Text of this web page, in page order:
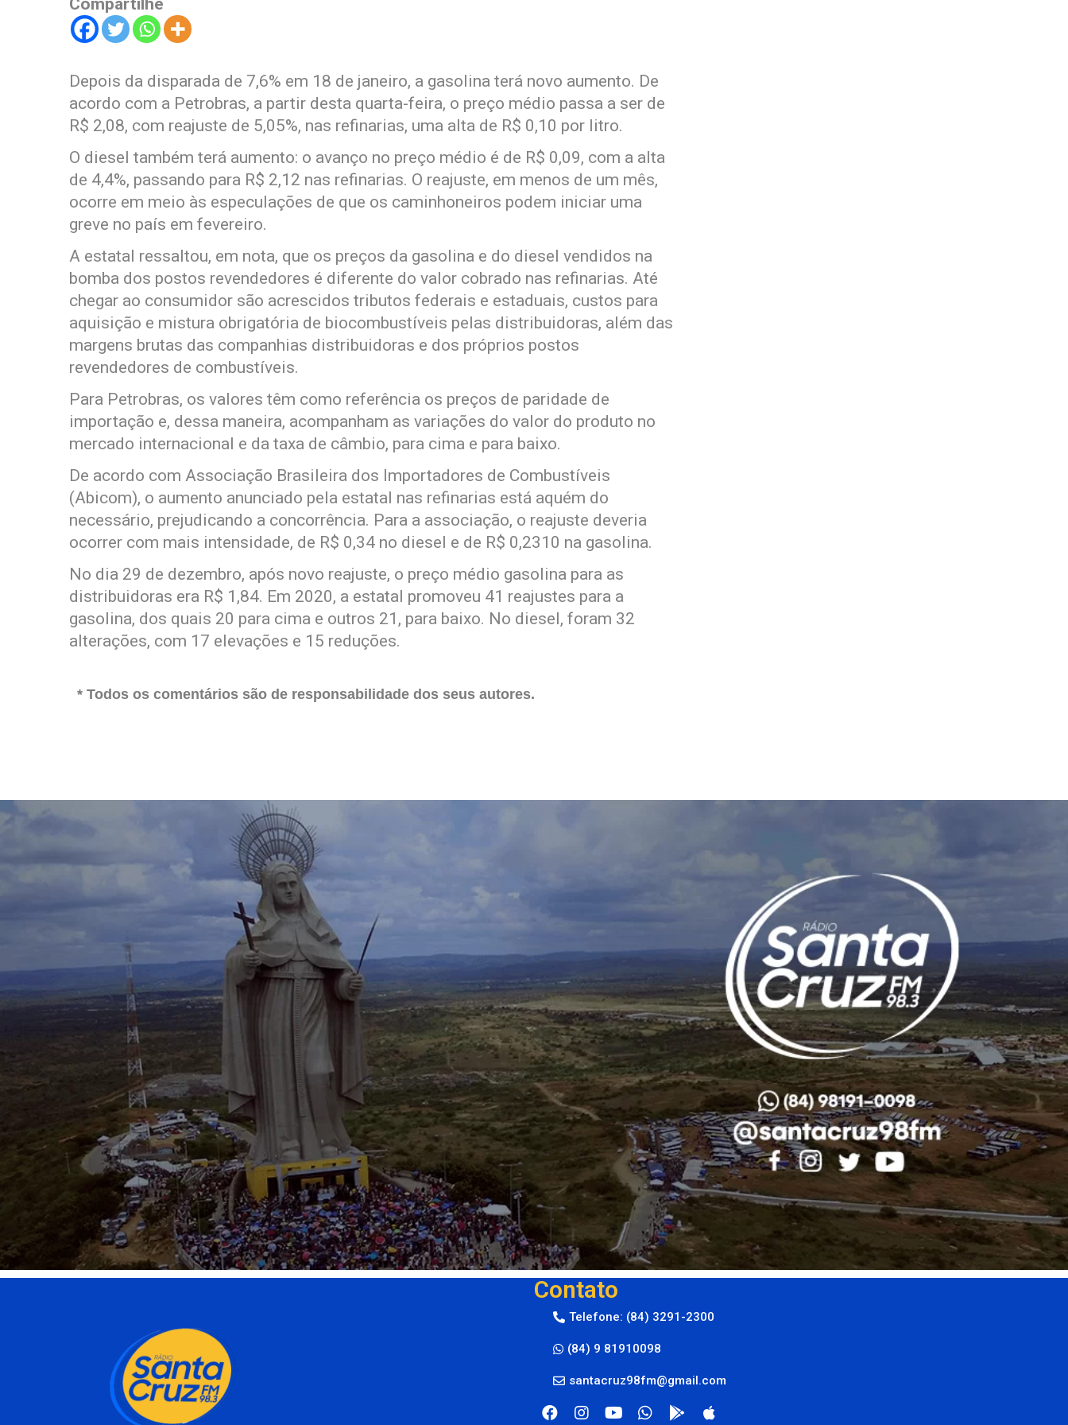
Compartilhe
Depois da disparada de 7,6% em 18 de janeiro, a gasolina terá novo aumento. De
acordo com a Petrobras, a partir desta quarta-feira, o preço médio passa a ser de
R$ 2,08, com reajuste de 5,05%, nas refinarias, uma alta de R$ 0,10 por litro.
O diesel também terá aumento: o avanço no preço médio é de R$ 0,09, com a alta
de 4,4%, passando para R$ 2,12 nas refinarias. O reajuste, em menos de um mês,
ocorre em meio às especulações de que os caminhoneiros podem iniciar uma
greve no país em fevereiro.
A estatal ressaltou, em nota, que os preços da gasolina e do diesel vendidos na
bomba dos postos revendedores é diferente do valor cobrado nas refinarias. Até
chegar ao consumidor são acrescidos tributos federais e estaduais, custos para
aquisição e mistura obrigatória de biocombustíveis pelas distribuidoras, além das
margens brutas das companhias distribuidoras e dos próprios postos
revendedores de combustíveis.
Para Petrobras, os valores têm como referência os preços de paridade de
importação e, dessa maneira, acompanham as variações do valor do produto no
mercado internacional e da taxa de câmbio, para cima e para baixo.
De acordo com Associação Brasileira dos Importadores de Combustíveis
(Abicom), o aumento anunciado pela estatal nas refinarias está aquém do
necessário, prejudicando a concorrência. Para a associação, o reajuste deveria
ocorrer com mais intensidade, de R$ 0,34 no diesel e de R$ 0,2310 na gasolina.
No dia 29 de dezembro, após novo reajuste, o preço médio gasolina para as
distribuidoras era R$ 1,84. Em 2020, a estatal promoveu 41 reajustes para a
gasolina, dos quais 20 para cima e outros 21, para baixo. No diesel, foram 32
alterações, com 17 elevações e 15 reduções.
* Todos os comentários são de responsabilidade dos seus autores.
Contato
Telefone: (84) 3291-2300
(84) 9 81910098
santacruz98fm@gmail.com